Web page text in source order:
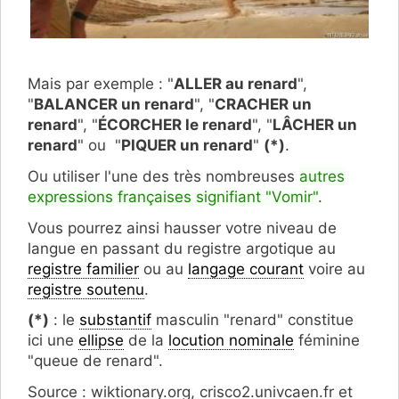
Mais par exemple : "ALLER au renard",
"BALANCER un renard", "CRACHER un
renard", "ÉCORCHER le renard", "LÂCHER un
renard" ou "PIQUER un renard" (*).
Ou utiliser l'une des très nombreuses autres
expressions françaises signifiant "Vomir".
Vous pourrez ainsi hausser votre niveau de
langue en passant du registre argotique au
registre familier ou au langage courant voire au
registre soutenu.
(*) : le substantif masculin "renard" constitue
ici une ellipse de la locution nominale féminine
"queue de renard".
Source : wiktionary.org, crisco2.univcaen.fr et